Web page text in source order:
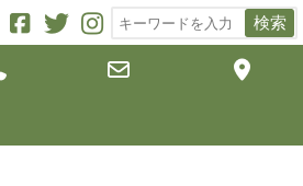
検索
 